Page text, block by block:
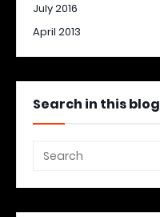
July 2016
April 2013
Search in this blog